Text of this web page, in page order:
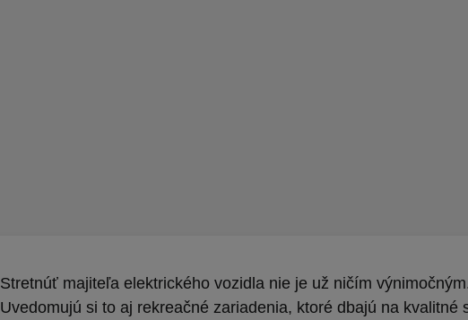
Stretnúť majiteľa elektrického vozidla nie je už ničím
Uvedomujú si to aj rekreačné zariadenia, ktoré dbajú na kvalitné